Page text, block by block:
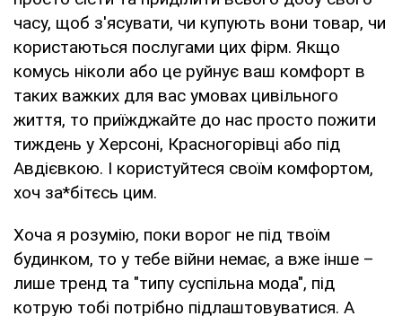
часу, щоб з'ясувати, чи купують вони товар, чи
користаються послугами цих фірм. Якщо
комусь ніколи або це руйнує ваш комфорт в
таких важких для вас умовах цивільного
життя, то приїжджайте до нас просто пожити
тиждень у Херсоні, Красногорівці або під
Авдієвкою. І користуйтеся своїм комфортом,
хоч за*бітєсь цим.
Хоча я розумію, поки ворог не під твоїм
будинком, то у тебе війни немає, а вже інше –
лише тренд та "типу суспільна мода", під
котрую тобі потрібно підлаштовуватися. А